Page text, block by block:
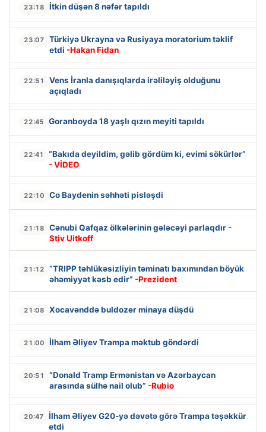
23:18 İtkin düşən 8 nəfər tapıldı
23:07
Türkiyə Ukrayna və Rusiyaya moratorium təklif
etdi -Hakan Fidan
22:51
Vens İranla danışıqlarda irəliləyiş olduğunu
açıqladı
22:45 Goranboyda 18 yaşlı qızın meyiti tapıldı
22:41
“Bakıda deyildim, gəlib gördüm ki, evimi sökürlər”
- VİDEO
22:10 Co Baydenin səhhəti pisləşdi
21:18 Cənubi Qafqaz ölkələrinin gələcəyi parlaqdır -
Stiv Uitkoff
21:12
“TRIPP təhlükəsizliyin təminatı baxımından böyük
əhəmiyyət kəsb edir” -Prezident
21:08 Xocavənddə buldozer minaya düşdü
21:00 İlham Əliyev Trampa məktub göndərdi
20:51
“Donald Tramp Ermənistan və Azərbaycan
arasında sülhə nail olub” -Rubio
20:47
İlham Əliyev G20-yə dəvətə görə Trampa təşəkkür
etdi